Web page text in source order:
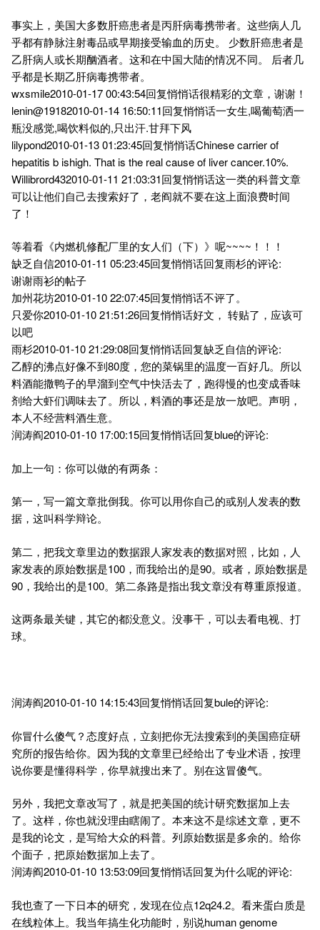
事实上，美国大多数肝癌患者是丙肝病毒携带者。这些病人几
乎都有静脉注射毒品或早期接受输血的历史。 少数肝癌患者是
乙肝病人或长期酗酒者。这和在中国大陆的情况不同。 后者几
乎都是长期乙肝病毒携带者。
wxsmile2010-01-17 00:43:54回复悄悄话很精彩的文章，谢谢！
lenin@19182010-01-14 16:50:11回复悄悄话一女生,喝葡萄洒一
瓶没感觉,喝饮料似的,只出汗.甘拜下风
lilypond2010-01-13 01:23:45回复悄悄话Chinese carrier of
hepatitis b ishigh. That is the real cause of liver cancer.10%.
Willibrord432010-01-11 21:03:31回复悄悄话这一类的科普文章
可以让他们自己去搜索好了，老阎就不要在这上面浪费时间
了！
等着看《内燃机修配厂里的女人们（下）》呢~~~~！！！
缺乏自信2010-01-11 05:23:45回复悄悄话回复雨杉的评论:
谢谢雨衫的帖子
加州花坊2010-01-10 22:07:45回复悄悄话不评了。
只爱你2010-01-10 21:51:26回复悄悄话好文， 转贴了，应该可
以吧
雨杉2010-01-10 21:29:08回复悄悄话回复缺乏自信的评论:
乙醇的沸点好像不到80度，您的菜锅里的温度一百好几。所以
料酒能撒鸭子的早溜到空气中快活去了，跑得慢的也变成香味
剂给大虾们调味去了。所以，料酒的事还是放一放吧。声明，
本人不经营料酒生意。
润涛阎2010-01-10 17:00:15回复悄悄话回复blue的评论:
加上一句：你可以做的有两条：
第一，写一篇文章批倒我。你可以用你自己的或别人发表的数
据，这叫科学辩论。
第二，把我文章里边的数据跟人家发表的数据对照，比如，人
家发表的原始数据是100，而我给出的是90。或者，原始数据是
90，我给出的是100。第二条路是指出我文章没有尊重原报道。
这两条最关键，其它的都没意义。没事干，可以去看电视、打
球。
润涛阎2010-01-10 14:15:43回复悄悄话回复bule的评论:
你冒什么傻气？态度好点，立刻把你无法搜索到的美国癌症研
究所的报告给你。因为我的文章里已经给出了专业术语，按理
说你要是懂得科学，你早就搜出来了。别在这冒傻气。
另外，我把文章改写了，就是把美国的统计研究数据加上去
了。这样，你也就没理由瞎闹了。本来这不是综述文章，更不
是我的论文，是写给大众的科普。列原始数据是多余的。给你
个面子，把原始数据加上去了。
润涛阎2010-01-10 13:53:09回复悄悄话回复为什么呢的评论:
我也查了一下日本的研究，发现在位点12q24.2。看来蛋白质是
在线粒体上。我当年搞生化功能时，别说human genome